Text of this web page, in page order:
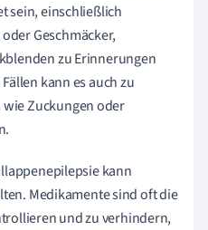
sein, einschließlich
Geschmäcker,
zu Erinnerungen
kann es auch zu
Zuckungen oder
kann
Medikamente sind oft die
und zu verhindern,